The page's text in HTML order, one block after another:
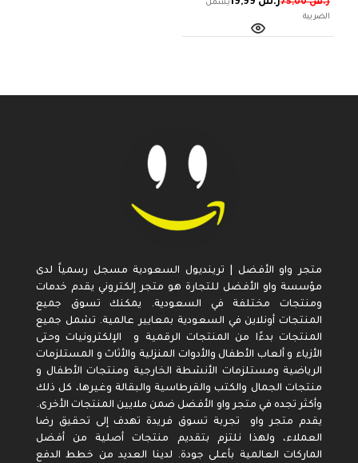
ر.س75,00 ر.س
متجر واو الأفضل | ترينديول السعودية مسجل رسمياً لدى
مؤسسة واو الأفضل للتجارة هو متجر إلكتروني يقدم خدمات
ومنتجات مختلفة في السعودية. يمكنك تسوق جميع
المنتجات أونلاين في السعودية بمعايير عالمية. تشمل جميع
المنتجات بدءًا من المنتجات الرقمية و الإلكترونيات وحتى
الأزياء و ألعاب الأطفال والأدوات المنزلية والأثاث و المستلزمات
الرياضية ومستلزمات الأنشطة الخارجية ومنتجات الأطفال و
منتجات الجمال والكتب والقرطاسية والبقالة وغيرها، كل ذلك
وأكثر تجده في متجر واو الأفضل ضمن ملايين المنتجات الأخرى.
يقدم متجر واو تجربة تسوق فريدة تهدف إلى تحقيق رضا
العملاء، ولهذا نلتزم بتقديم منتجات أصلية من أفضل
الماركات العالمية بأعلى جودة. لدينا العديد من خطط الدفع